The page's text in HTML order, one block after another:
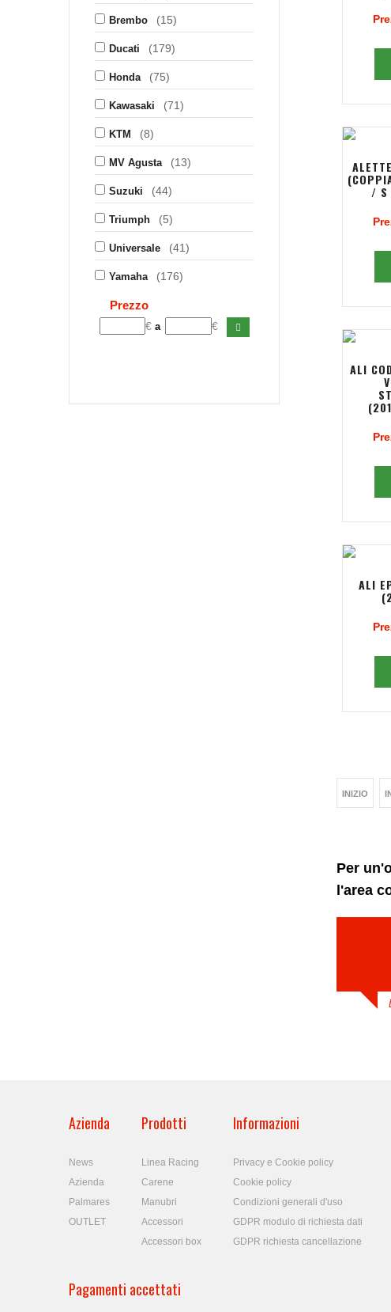
/ S
ALI
ALI
INIZIO
Per
l'area
Brembo (15)
Ducati (179)
Honda (75)
Kawasaki (71)
KTM (8)
MV Agusta (13)
Suzuki (44)
Triumph (5)
Universale (41)
Yamaha (176)
Prezzo
€a €
Azienda
News
Azienda
Palmares
OUTLET
Prodotti
Linea Racing
Carene
Manubri
Accessori
Accessori box
Informazioni
Privacy e Cookie policy
Cookie policy
Condizioni generali d'uso
GDPR modulo di richiesta dati
GDPR richiesta cancellazione
Pagamenti accettati